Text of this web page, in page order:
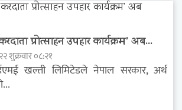
प्रोत्साहन उपहार कार्यक्रम’ अब...
शुक्रवार ०८:२१
खल्ती लिमिटेडले नेपाल सरकार, अर्थ